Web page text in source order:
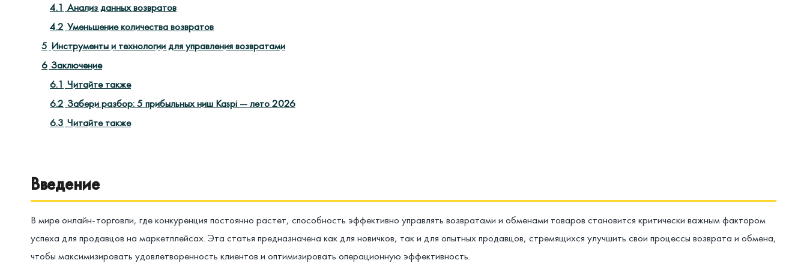
4.1 Анализ данных возвратов
4.2 Уменьшение количества возвратов
5 Инструменты и технологии для управления возвратами
6 Заключение
6.1 Читайте также
6.2 Забери разбор: 5 прибыльных ниш Kaspi — лето 2026
6.3 Читайте также
Введение
В мире онлайн-торговли, где конкуренция постоянно растет, способность эффективно управлять возвратами и обменами товаров становится критически важным фактором
успеха для продавцов на маркетплейсах. Эта статья предназначена как для новичков, так и для опытных продавцов, стремящихся улучшить свои процессы возврата и обмена,
чтобы максимизировать удовлетворенность клиентов и оптимизировать операционную эффективность.